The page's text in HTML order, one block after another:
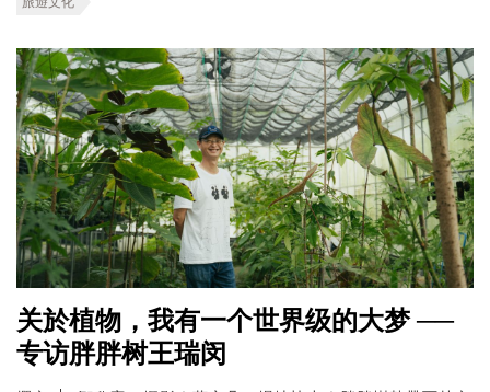
关於植物，我有一个世界级的大梦 ──
专访胖胖树王瑞闵